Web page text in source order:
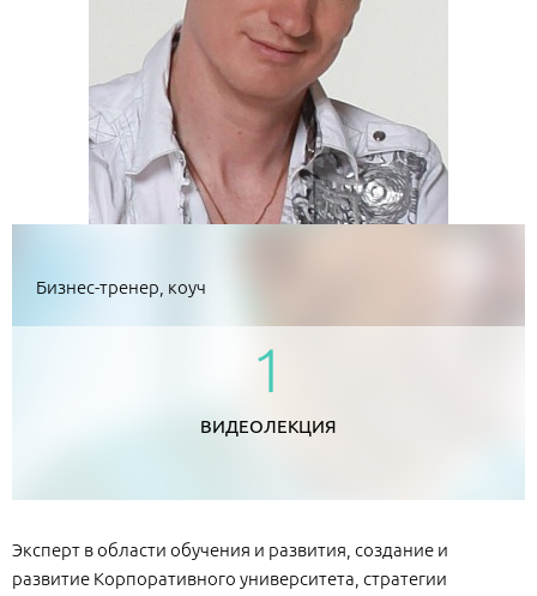
Бизнес-тренер, коуч
1
ВИДЕОЛЕКЦИЯ
Эксперт в области обучения и развития, создание и
развитие Корпоративного университета, стратегии